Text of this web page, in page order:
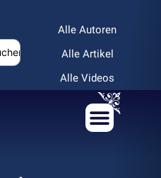
Alle Autoren
Alle Artikel
Alle Videos